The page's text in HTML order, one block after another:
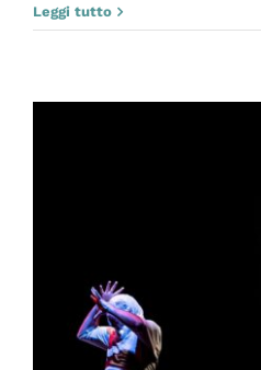
Leggi tutto